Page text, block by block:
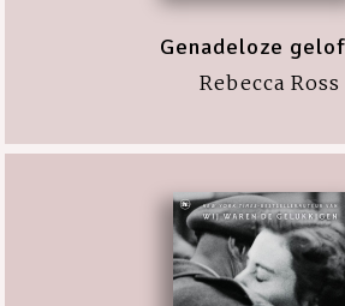
Genadeloze
Rebecca Ross